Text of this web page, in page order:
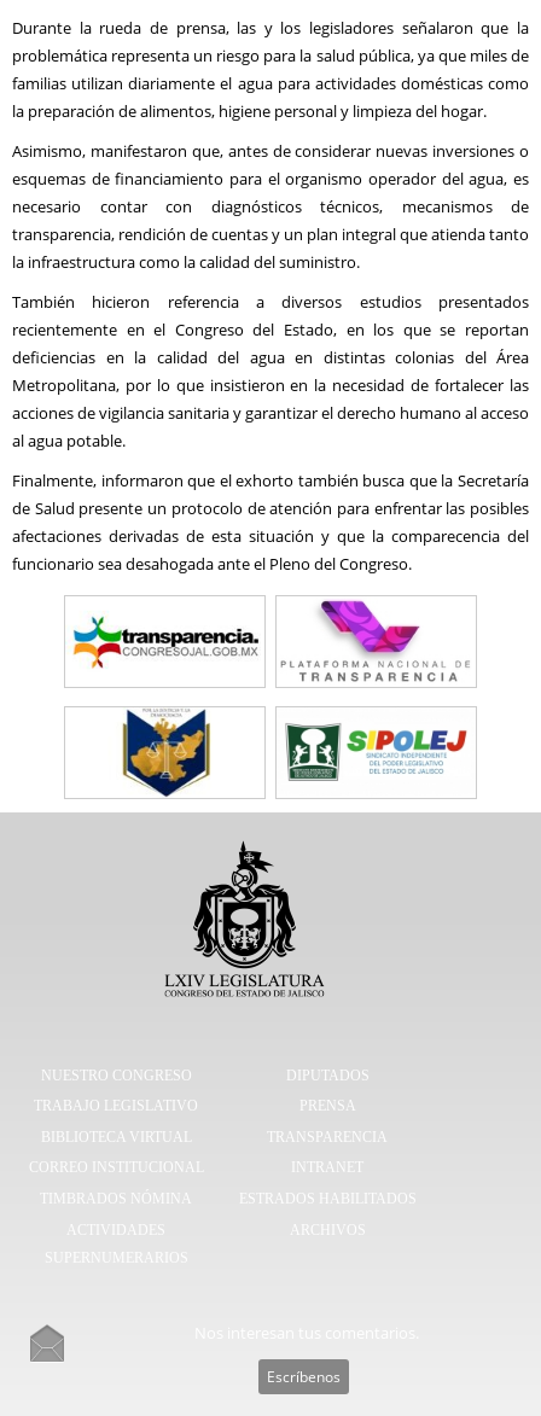
Durante la rueda de prensa, las y los legisladores señalaron que la
problemática representa un riesgo para la salud pública, ya que miles de
familias utilizan diariamente el agua para actividades domésticas como
la preparación de alimentos, higiene personal y limpieza del hogar.
Asimismo, manifestaron que, antes de considerar nuevas inversiones o
esquemas de financiamiento para el organismo operador del agua, es
necesario contar con diagnósticos técnicos, mecanismos de
transparencia, rendición de cuentas y un plan integral que atienda tanto
la infraestructura como la calidad del suministro.
También hicieron referencia a diversos estudios presentados
recientemente en el Congreso del Estado, en los que se reportan
deficiencias en la calidad del agua en distintas colonias del Área
Metropolitana, por lo que insistieron en la necesidad de fortalecer las
acciones de vigilancia sanitaria y garantizar el derecho humano al acceso
al agua potable.
Finalmente, informaron que el exhorto también busca que la Secretaría
de Salud presente un protocolo de atención para enfrentar las posibles
afectaciones derivadas de esta situación y que la comparecencia del
funcionario sea desahogada ante el Pleno del Congreso.
NUESTRO CONGRESO
DIPUTADOS
TRABAJO LEGISLATIVO
PRENSA
BIBLIOTECA VIRTUAL
TRANSPARENCIA
CORREO INSTITUCIONAL
INTRANET
TIMBRADOS NÓMINA
ESTRADOS HABILITADOS
ACTIVIDADES
SUPERNUMERARIOS
ARCHIVOS
Escríbenos